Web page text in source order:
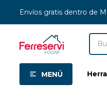
MENÚ
Envíos gratis dentro de